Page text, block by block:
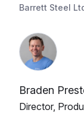
Barrett Steel
Braden
Director,